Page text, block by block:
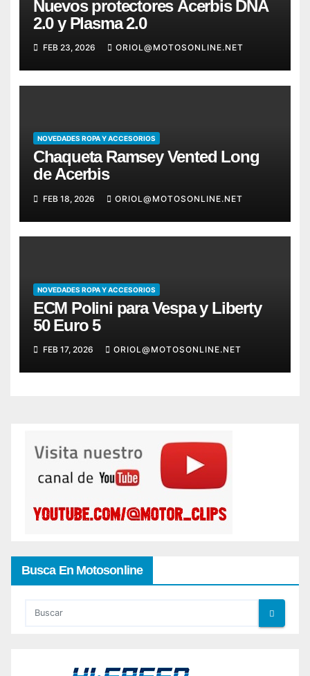
Nuevos protectores Acerbis DNA
2.0 y Plasma 2.0
FEB 23, 2026 ORIOL@MOTOSONLINE.NET
NOVEDADES ROPA Y ACCESORIOS
Chaqueta Ramsey Vented Long
de Acerbis
FEB 18, 2026 ORIOL@MOTOSONLINE.NET
NOVEDADES ROPA Y ACCESORIOS
ECM Polini para Vespa y Liberty
50 Euro 5
FEB 17, 2026 ORIOL@MOTOSONLINE.NET
Busca En Motosonline